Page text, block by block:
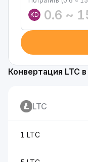
KD
Конвертация LTC в
LTC
1 LTC